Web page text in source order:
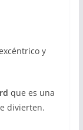
y
que es una
divierten.